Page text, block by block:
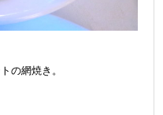
の網焼き。